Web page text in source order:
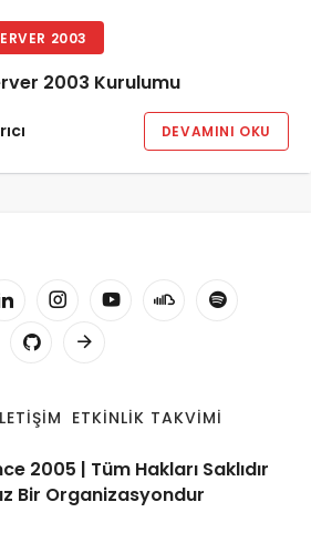
2003
2003 Kurulumu
DEVAMINI OKU
ETKINLIK TAKVIMI
2005 | Tüm Hakları Saklıdır
Bir Organizasyondur